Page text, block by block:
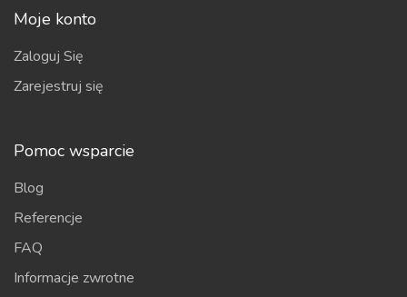
Moje konto
Zaloguj Się
Zarejestruj się
Pomoc wsparcie
Blog
Referencje
FAQ
Informacje zwrotne